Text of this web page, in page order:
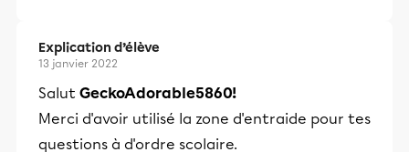
Explication d’élève
13 janvier 2022
Salut GeckoAdorable5860!
Merci d'avoir utilisé la zone d'entraide pour tes
questions à d'ordre scolaire.